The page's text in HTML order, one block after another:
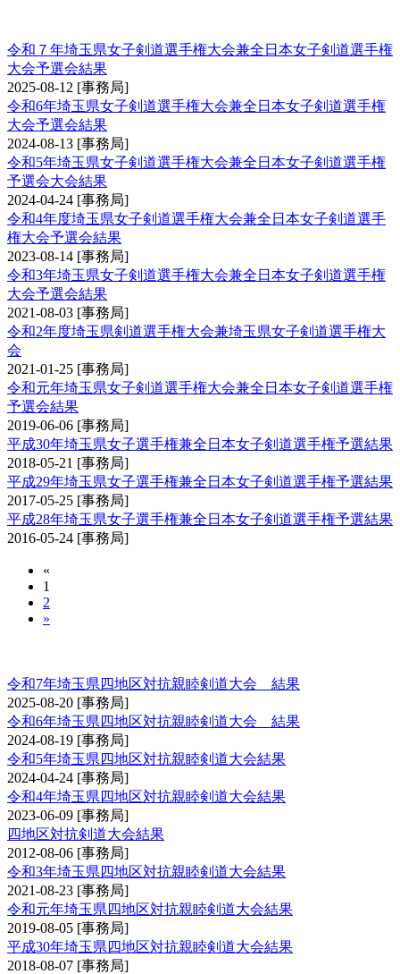
令和７年埼玉県女子剣道選手権大会兼全日本女子剣道選手権
大会予選会結果
2025-08-12 [事務局]
令和6年埼玉県女子剣道選手権大会兼全日本女子剣道選手権
大会予選会結果
2024-08-13 [事務局]
令和5年埼玉県女子剣道選手権大会兼全日本女子剣道選手権
予選会大会結果
2024-04-24 [事務局]
令和4年度埼玉県女子剣道選手権大会兼全日本女子剣道選手
権大会予選会結果
2023-08-14 [事務局]
令和3年埼玉県女子剣道選手権大会兼全日本女子剣道選手権
大会予選会結果
2021-08-03 [事務局]
令和2年度埼玉県剣道選手権大会兼埼玉県女子剣道選手権大
会
2021-01-25 [事務局]
令和元年埼玉県女子剣道選手権大会兼全日本女子剣道選手権
予選会結果
2019-06-06 [事務局]
平成30年埼玉県女子選手権兼全日本女子剣道選手権予選結果
2018-05-21 [事務局]
平成29年埼玉県女子選手権兼全日本女子剣道選手権予選結果
2017-05-25 [事務局]
平成28年埼玉県女子選手権兼全日本女子剣道選手権予選結果
2016-05-24 [事務局]
«
1
2
»
令和7年埼玉県四地区対抗親睦剣道大会 結果
2025-08-20 [事務局]
令和6年埼玉県四地区対抗親睦剣道大会 結果
2024-08-19 [事務局]
令和5年埼玉県四地区対抗親睦剣道大会結果
2024-04-24 [事務局]
令和4年埼玉県四地区対抗親睦剣道大会結果
2023-06-09 [事務局]
四地区対抗剣道大会結果
2012-08-06 [事務局]
令和3年埼玉県四地区対抗親睦剣道大会結果
2021-08-23 [事務局]
令和元年埼玉県四地区対抗親睦剣道大会結果
2019-08-05 [事務局]
平成30年埼玉県四地区対抗親睦剣道大会結果
2018-08-07 [事務局]